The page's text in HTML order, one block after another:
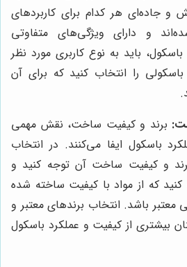
و جاده‌ای هر کدام برای کاربردهای
و دارای ویژگی‌های متفاوتی
باید به نوع کاربری مورد نظر
را انتخاب کنید که برای آن
برند و کیفیت ساخت، نقش مهمی
باسکول ایفا می‌کنند. در انتخاب
و کیفیت ساخت آن توجه کنید و
کنید که از مواد با کیفیت ساخته شده
معتبر باشد. انتخاب برندهای معتبر و
بیشتری از کیفیت و عملکرد باسکول